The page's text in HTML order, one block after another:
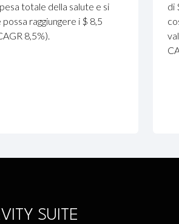
totale della salute e si
raggiungere i $ 8,5
8,5%).
di
SUITE